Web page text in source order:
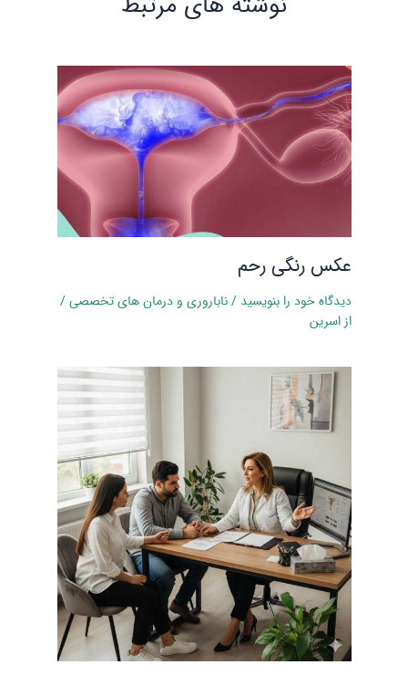
عکس رنگی رحم
دیدگاه‌ خود را بنویسید /ناباروری و درمان‌ های تخصصی/
از اسرین